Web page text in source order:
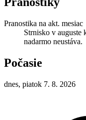
Pranostika na akt. mesiac
Strnisko v auguste
nadarmo neustáva.
Počasie
dnes, piatok 7. 8. 2026